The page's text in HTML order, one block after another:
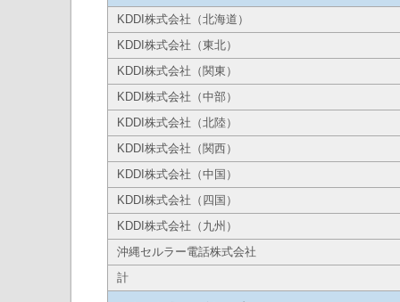
KDDI株式会社（北海道）
KDDI株式会社（東北）
KDDI株式会社（関東）
KDDI株式会社（中部）
KDDI株式会社（北陸）
KDDI株式会社（関西）
KDDI株式会社（中国）
KDDI株式会社（四国）
KDDI株式会社（九州）
沖縄セルラー電話株式会社
計